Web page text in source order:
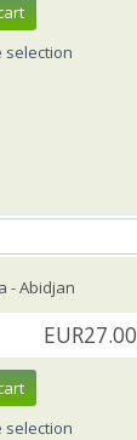
selection
- Abidjan
EUR27.00
selection